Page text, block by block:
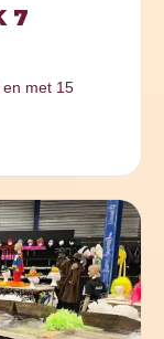
7
met 15